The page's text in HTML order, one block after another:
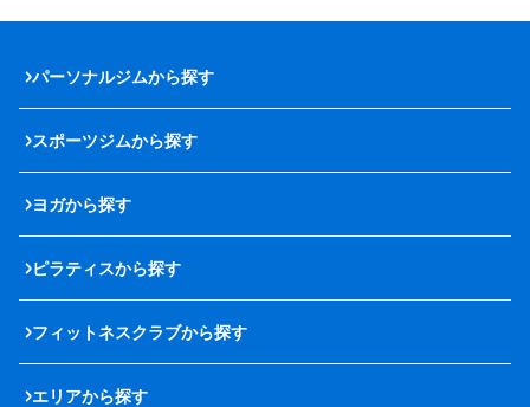
パーソナルジムから探す
スポーツジムから探す
ヨガから探す
ピラティスから探す
フィットネスクラブから探す
エリアから探す